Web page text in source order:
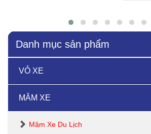
Danh mục sản phẩm
VỎ XE
MÂM XE
Mâm Xe Du Lịch